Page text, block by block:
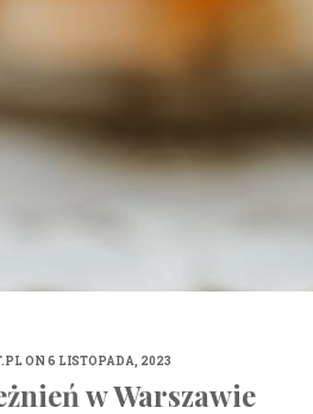
ON 6 LISTOPADA, 2023
w Warszawie